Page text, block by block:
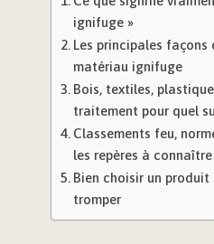
ignifuge »
Les principales façons
matériau ignifuge
Bois, textiles,
traitement pour quel
Classements feu,
les repères à connaître
Bien choisir un
tromper